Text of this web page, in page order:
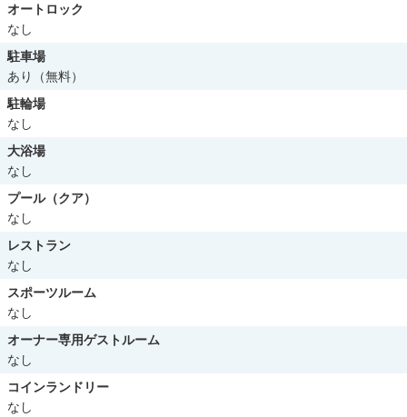
オートロック
なし
駐車場
あり（無料）
駐輪場
なし
大浴場
なし
プール（クア）
なし
レストラン
なし
スポーツルーム
なし
オーナー専用ゲストルーム
なし
コインランドリー
なし